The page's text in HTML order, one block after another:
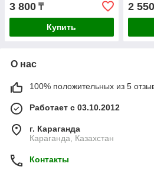
3 800 ₸
Купить
2 550
О нас
100% положительных из 5
Работает с 03.10.2012
г. Караганда
Караганда, Казахстан
Контакты